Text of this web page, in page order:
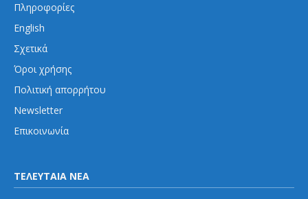
Πληροφορίες
English
Σχετικά
Όροι χρήσης
Πολιτική απορρήτου
Newsletter
Επικοινωνία
ΤΕΛΕΥΤΑΙΑ ΝΕΑ